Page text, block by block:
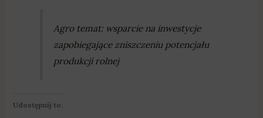
Agro temat: wsparcie na inwestycje
zapobiegające zniszczeniu potencjału
produkcji rolnej
Udostępnij to: